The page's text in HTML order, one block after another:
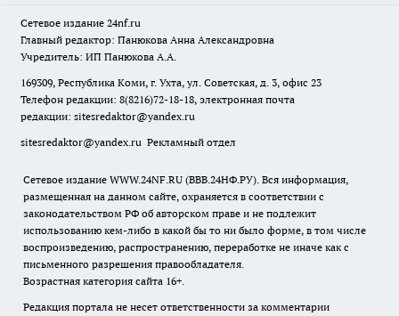
Сетевое издание 24nf.ru
Главный редактор: Панюкова Анна Александровна
Учредитель: ИП Панюкова А.А.
169309, Республика Коми, г. Ухта, ул. Советская, д. 3, офис 23
Телефон редакции: 8(8216)72-18-18, электронная почта
редакции: sitesredaktor@yandex.ru
sitesredaktor@yandex.ru Рекламный отдел
Сетевое издание WWW.24NF.RU (ВВВ.24НФ.РУ). Вся информация,
размещенная на данном сайте, охраняется в соответствии с
законодательством РФ об авторском праве и не подлежит
использованию кем-либо в какой бы то ни было форме, в том числе
воспроизведению, распространению, переработке не иначе как с
письменного разрешения правообладателя.
Возрастная категория сайта 16+.
Редакция портала не несет ответственности за комментарии